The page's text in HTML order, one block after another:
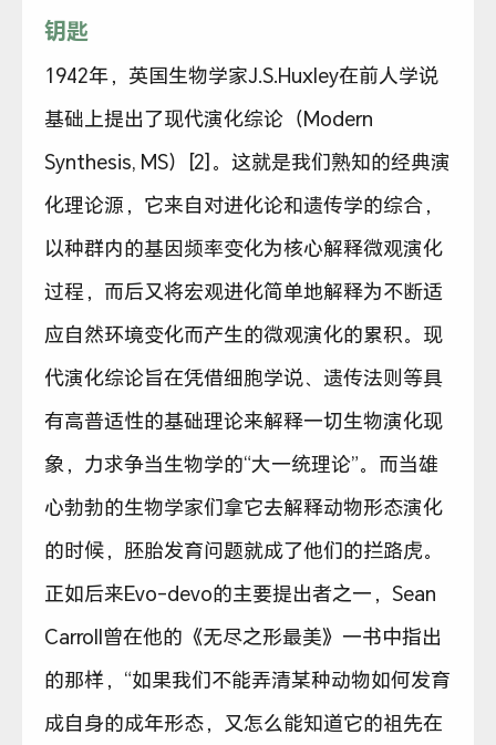
钥匙
1942年，英国生物学家J.S.Huxley在前人学说
基础上提出了现代演化综论（Modern
Synthesis, MS）[2]。这就是我们熟知的经典演
化理论源，它来自对进化论和遗传学的综合，
以种群内的基因频率变化为核心解释微观演化
过程，而后又将宏观进化简单地解释为不断适
应自然环境变化而产生的微观演化的累积。现
代演化综论旨在凭借细胞学说、遗传法则等具
有高普适性的基础理论来解释一切生物演化现
象，力求争当生物学的“大一统理论”。而当雄
心勃勃的生物学家们拿它去解释动物形态演化
的时候，胚胎发育问题就成了他们的拦路虎。
正如后来Evo-devo的主要提出者之一，Sean
Carroll曾在他的《无尽之形最美》一书中指出
的那样，“如果我们不能弄清某种动物如何发育
成自身的成年形态，又怎么能知道它的祖先在